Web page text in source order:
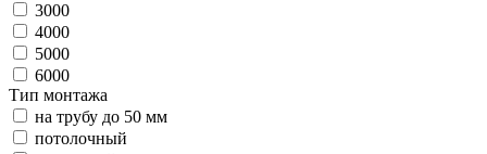
3000
4000
5000
6000
Тип монтажа
на трубу до 50 мм
потолочный